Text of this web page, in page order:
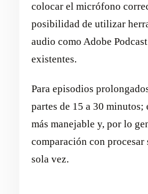
colocar el micrófono
posibilidad de utilizar
audio como Adobe
existentes.
Para episodios
partes de 15 a 30 minutos;
más manejable y, por lo
comparación con procesar
sola vez.